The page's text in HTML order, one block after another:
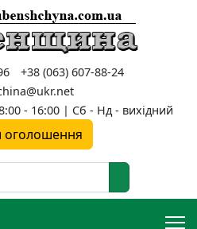
+38 (063) 607-88-24
- 16:00 | Сб - Нд - вихідний
оголошення